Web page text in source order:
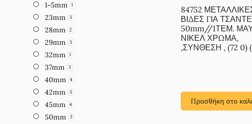
84752
ΒΙΔΕΣ ΓΙΑ
50mm//1ΤΕΜ.
ΝΙΚΕΛ ΧΡΩΜΑ,
,ΣΥΝΘΕΣΗ , (72 0)
Προσθήκη στο
1~5mm 1
23mm 3
28mm 2
29mm 3
32mm 1
37mm 3
40mm 4
42mm 3
45mm 4
50mm 3